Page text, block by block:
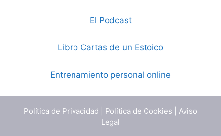
El Podcast
Libro Cartas de un Estoico
Entrenamiento personal online
Política de Privacidad Política de Cookies
Aviso
Legal